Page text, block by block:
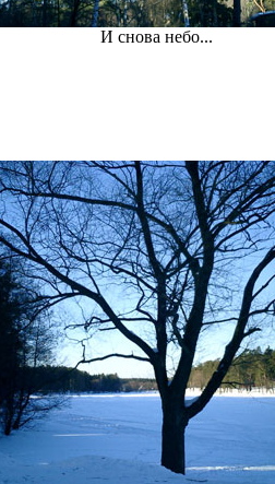
И снова небо...